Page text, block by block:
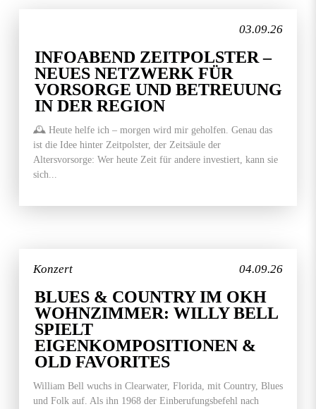
03.09.26
INFOABEND ZEITPOLSTER –
NEUES NETZWERK FÜR
VORSORGE UND BETREUUNG
IN DER REGION
🕰️ Heute helfe ich – morgen wird mir geholfen. Genau das
ist die Idee hinter Zeitpolster, der Zeitsäule der
Altersvorsorge: Wer heute Zeit für andere investiert, kann sie
sich...
04.09.26
Konzert
BLUES & COUNTRY IM OKH
WOHNZIMMER: WILLY BELL
SPIELT
EIGENKOMPOSITIONEN &
OLD FAVORITES
William Bell wuchs in Clearwater, Florida, mit Country, Blues
und Folk auf. Als ihn 1968 der Einberufungsbefehl nach